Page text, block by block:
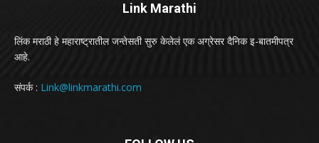
Link Marathi
लिंक मराठी हे महाराष्ट्रातील जन्तेसती सुरु केलेलं एक अग्रेसर दैनिक इ-बातमीपत्र
आहे.
संपर्क : Link@linkmarathi.com